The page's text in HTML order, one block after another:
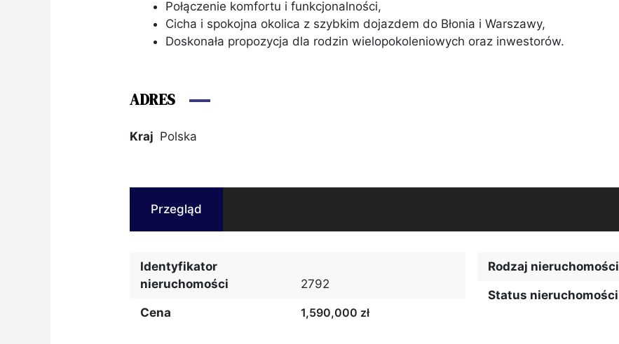
Połączenie komfortu i funkcjonalności,
Cicha i spokojna okolica z szybkim dojazdem do Błonia i Warszawy,
Doskonała propozycja dla rodzin wielopokoleniowych oraz inwestorów.
ADRES
Kraj Polska
Przegląd
Identyfikator
nieruchomości
2792
Cena 1,590,000 zł
Rodzaj nieruchomości
Status nieruchomości